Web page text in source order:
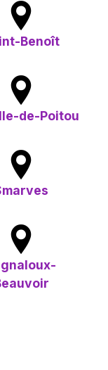
Benoît
de-Poitou